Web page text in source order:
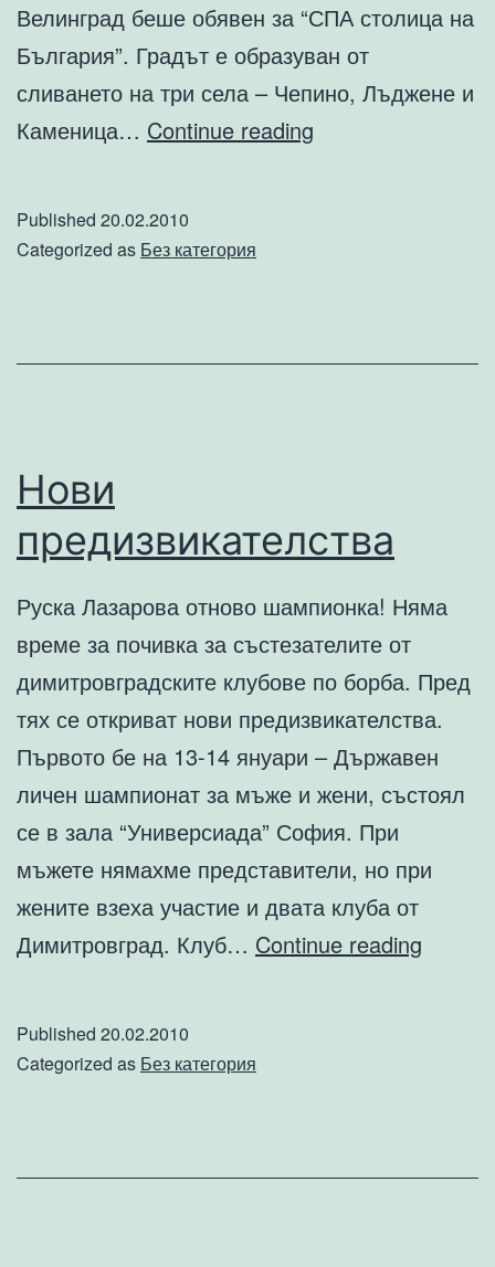
Велинград беше обявен за “СПА столица на
България”. Градът е образуван от
сливането на три села – Чепино, Лъджене и
Каменица… Continue reading
Published 20.02.2010
Categorized as Без категория
Нови
предизвикателства
Руска Лазарова отново шампионка! Няма
време за почивка за състезателите от
димитровградските клубове по борба. Пред
тях се откриват нови предизвикателства.
Първото бе на 13-14 януари – Държавен
личен шампионат за мъже и жени, състоял
се в зала “Универсиада” София. При
мъжете нямахме представители, но при
жените взеха участие и двата клуба от
Димитровград. Клуб… Continue reading
Published 20.02.2010
Categorized as Без категория